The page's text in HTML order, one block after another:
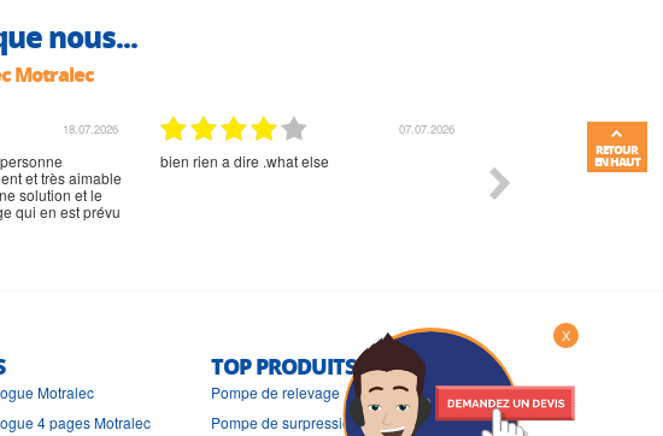
nous...
Motralec
18.07.2026
et très aimable
solution et le
qui en est prévu
07.07.2026
bien rien a dire .what else
Motralec
4 pages Motralec
TOP PRODUITS
Pompe de relevage
Pompe de surpression
X
RETOUR
EN HAUT